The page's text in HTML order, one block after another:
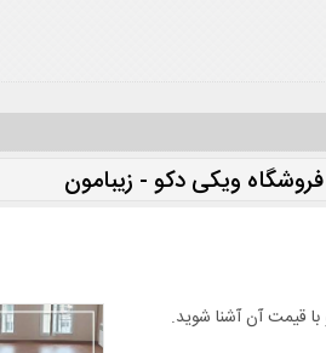
فروشگاه ویکی دکو - زیبامون
قیمت آن آشنا شوید.